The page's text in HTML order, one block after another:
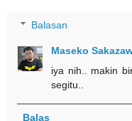
Balasan
Maseko
iya nih.. makin
segitu..
Balas